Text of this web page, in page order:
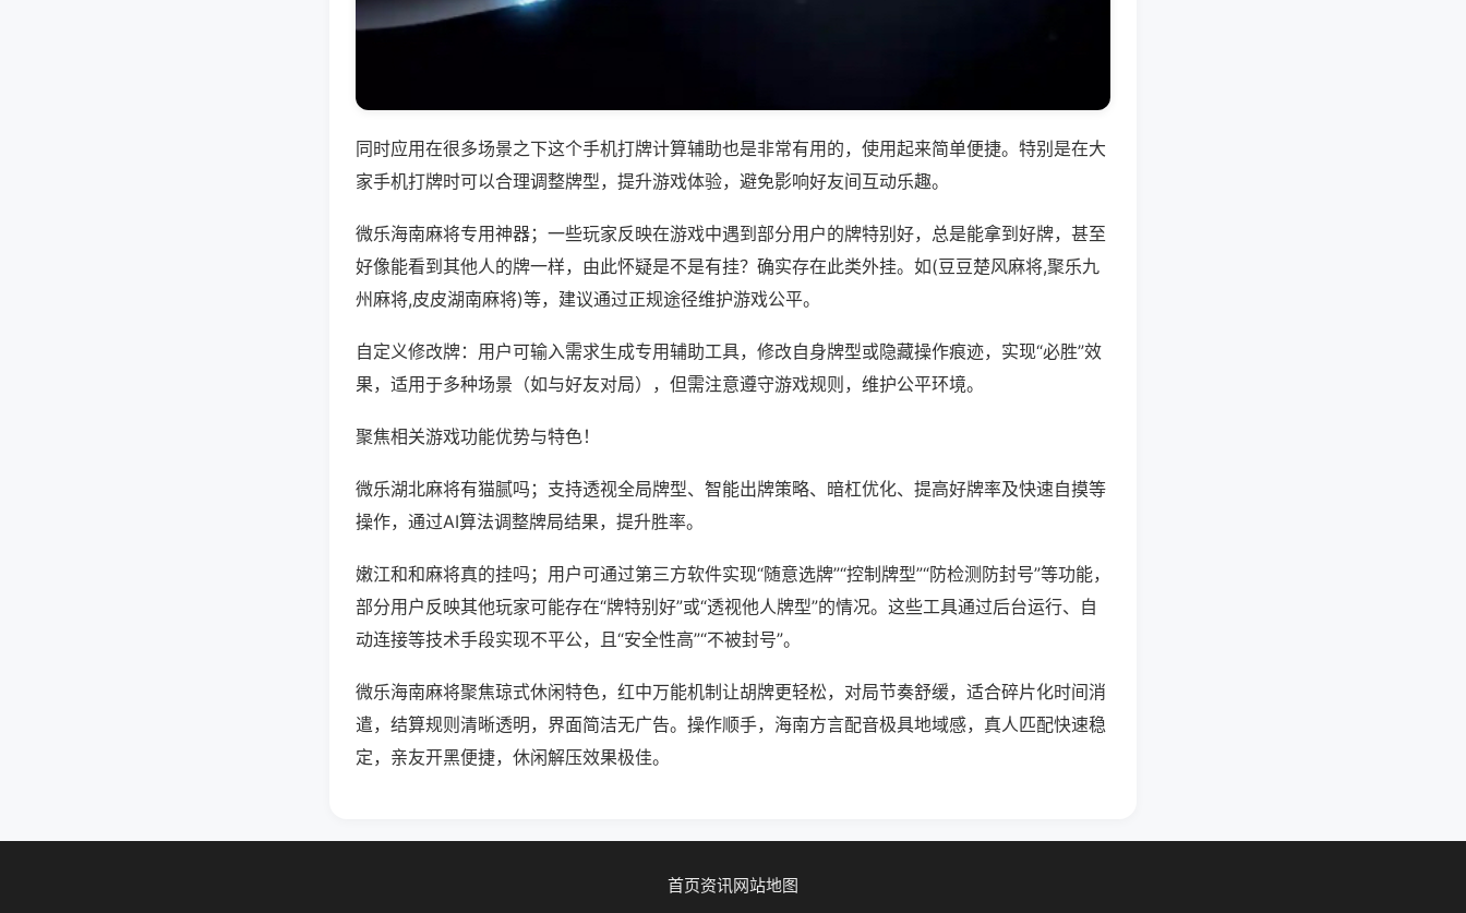
同时应用在很多场景之下这个手机打牌计算辅助也是非常有用的，使用起来简单便捷。特别是在大
家手机打牌时可以合理调整牌型，提升游戏体验，避免影响好友间互动乐趣。
微乐海南麻将专用神器；一些玩家反映在游戏中遇到部分用户的牌特别好，总是能拿到好牌，甚至
好像能看到其他人的牌一样，由此怀疑是不是有挂？确实存在此类外挂。如(豆豆楚风麻将,聚乐九
州麻将,皮皮湖南麻将)等，建议通过正规途径维护游戏公平。
自定义修改牌：用户可输入需求生成专用辅助工具，修改自身牌型或隐藏操作痕迹，实现“必胜”效
果，适用于多种场景（如与好友对局），但需注意遵守游戏规则，维护公平环境。
聚焦相关游戏功能优势与特色！
微乐湖北麻将有猫腻吗；支持透视全局牌型、智能出牌策略、暗杠优化、提高好牌率及快速自摸等
操作，通过AI算法调整牌局结果，提升胜率。
嫩江和和麻将真的挂吗；用户可通过第三方软件实现“随意选牌”“控制牌型”“防检测防封号”等功能，
部分用户反映其他玩家可能存在“牌特别好”或“透视他人牌型”的情况。这些工具通过后台运行、自
动连接等技术手段实现不平公，且“安全性高”“不被封号”。
微乐海南麻将聚焦琼式休闲特色，红中万能机制让胡牌更轻松，对局节奏舒缓，适合碎片化时间消
遣，结算规则清晰透明，界面简洁无广告。操作顺手，海南方言配音极具地域感，真人匹配快速稳
定，亲友开黑便捷，休闲解压效果极佳。
首页资讯网站地图